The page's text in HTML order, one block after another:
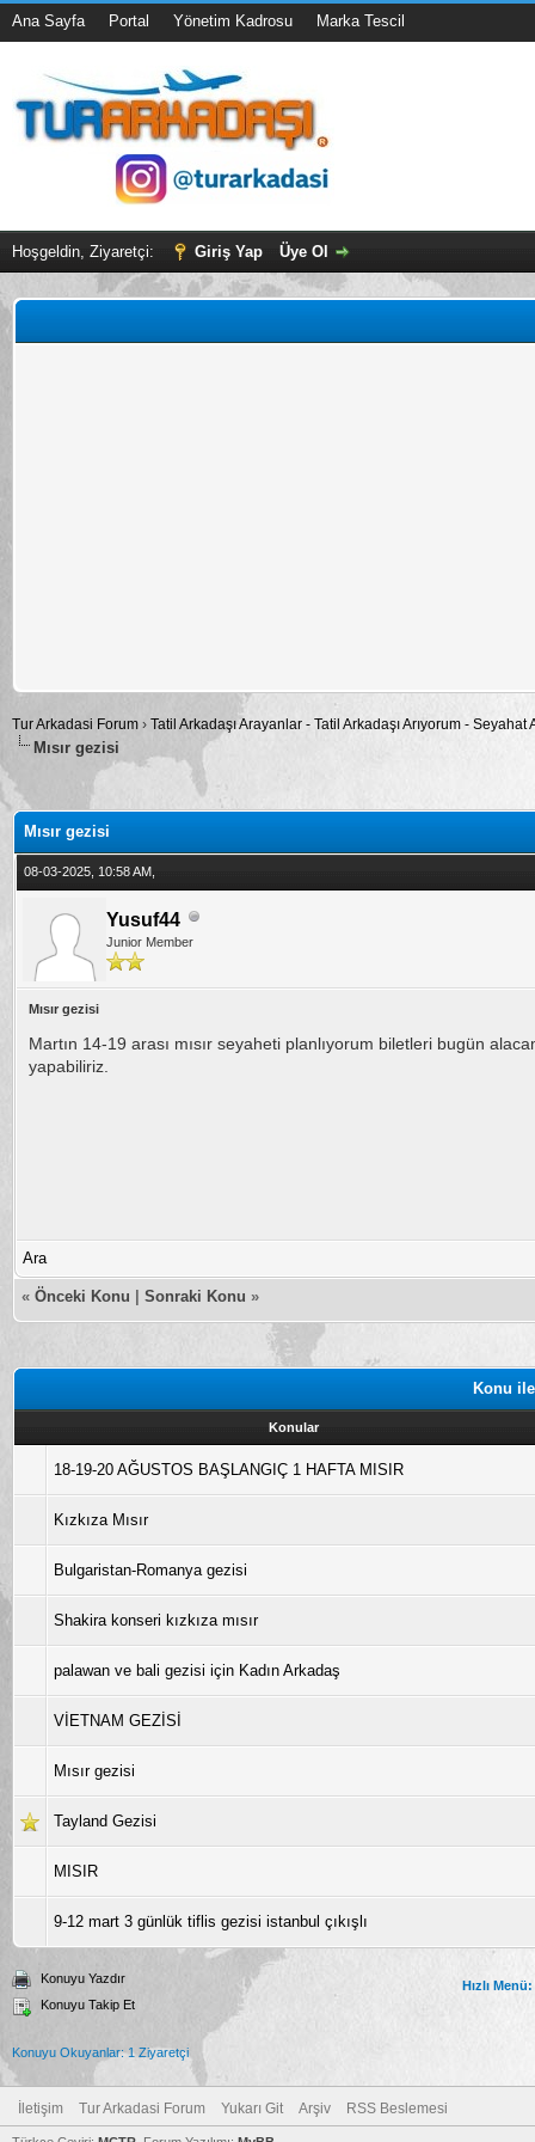
Ana Sayfa Portal Yönetim Kadrosu Marka Tescil
Hoşgeldin, Ziyaretçi: Giriş Yap Üye Ol
Tur Arkadasi Forum › Tatil Arkadaşı Arayanlar - Tatil Arkadaşı Arıyorum -
Mısır gezisi
0
Mısır gezisi
08-03-2025, 10:58 AM,
Yusuf44
Junior Member
Mısır gezisi
Martın 14-19 arası mısır seyaheti planlıyorum biletleri bugün
yapabiliriz.
Ara
« Önceki Konu Sonraki Konu »
Konu
Konular
18-19-20 AĞUSTOS BAŞLANGIÇ 1 HAFTA MISIR
Kızkıza Mısır
Bulgaristan-Romanya gezisi
Shakira konseri kızkıza mısır
palawan ve bali gezisi için Kadın Arkadaş
VİETNAM GEZİSİ
Mısır gezisi
Tayland Gezisi
MISIR
9-12 mart 3 günlük tiflis gezisi istanbul çıkışlı
Konuyu Yazdır
Konuyu Takip Et
Hızlı Menü:
Konuyu Okuyanlar: 1 Ziyaretçi
İletişim Tur Arkadasi Forum Yukarı Git Arşiv RSS Beslemesi